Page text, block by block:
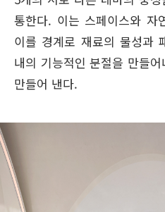
통한다. 이는 스페이스와 자
이를 경계로 재료의 물성과
내의 기능적인 분절을 만들
만들어 낸다.